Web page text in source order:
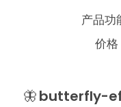
产品功
价格
🦋butterfly-